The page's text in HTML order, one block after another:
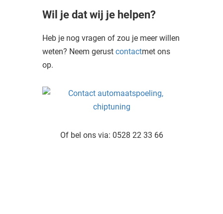
Wil je dat wij je helpen?
Heb je nog vragen of zou je meer willen
weten? Neem gerust contactmet ons
op.
Of bel ons via: 0528 22 33 66